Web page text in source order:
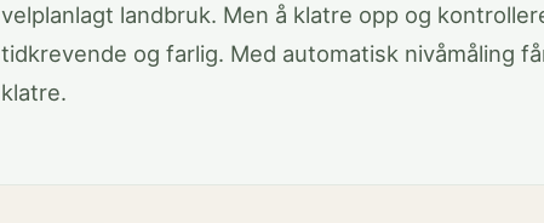
velplanlagt landbruk. Men å klatre opp og
tidkrevende og farlig. Med automatisk nivåmåling
klatre.